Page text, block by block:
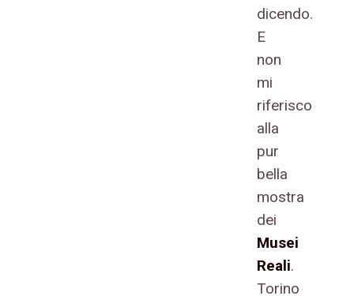
dicendo.
E
non
mi
riferisco
alla
pur
bella
mostra
dei
Musei
Reali.
Torino